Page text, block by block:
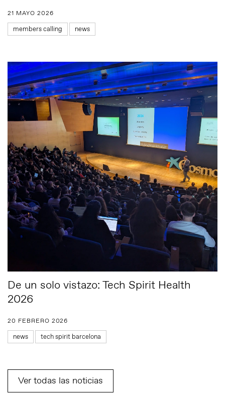
21 MAYO 2026
members calling news
De un solo vistazo: Tech Spirit Health
2026
20 FEBRERO 2026
news tech spirit barcelona
Ver todas las noticias